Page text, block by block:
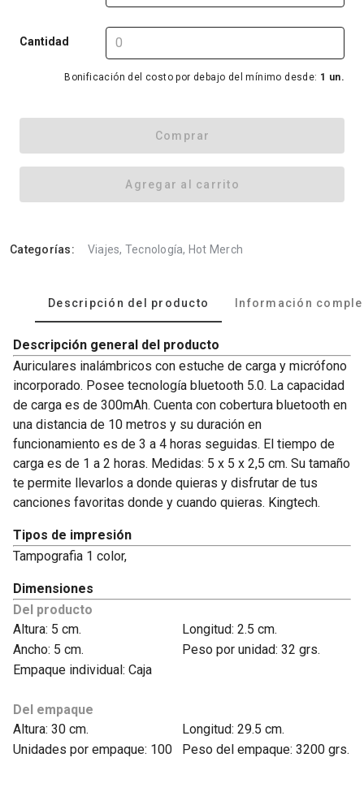
Cantidad
Bonificación del costo por debajo del mínimo desde: 1 un.
Comprar
Agregar al carrito
Categorías: Viajes, Tecnología, Hot Merch
Descripción del producto Información
Descripción general del producto
Auriculares inalámbricos con estuche de carga y micrófono
incorporado. Posee tecnología bluetooth 5.0. La capacidad
de carga es de 300mAh. Cuenta con cobertura bluetooth en
una distancia de 10 metros y su duración en
funcionamiento es de 3 a 4 horas seguidas. El tiempo de
carga es de 1 a 2 horas. Medidas: 5 x 5 x 2,5 cm. Su tamaño
te permite llevarlos a donde quieras y disfrutar de tus
canciones favoritas donde y cuando quieras. Kingtech.
Tipos de impresión
Tampografia 1 color,
Dimensiones
Del producto
Altura: 5 cm.
Longitud: 2.5 cm.
Ancho: 5 cm.
Peso por unidad: 32 grs.
Empaque individual: Caja
Del empaque
Altura: 30 cm.
Longitud: 29.5 cm.
Unidades por empaque: 100
Peso del empaque: 3200 grs.